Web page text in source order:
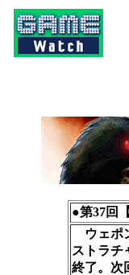
●第37回
ウェポ
ストラチ
終了。次